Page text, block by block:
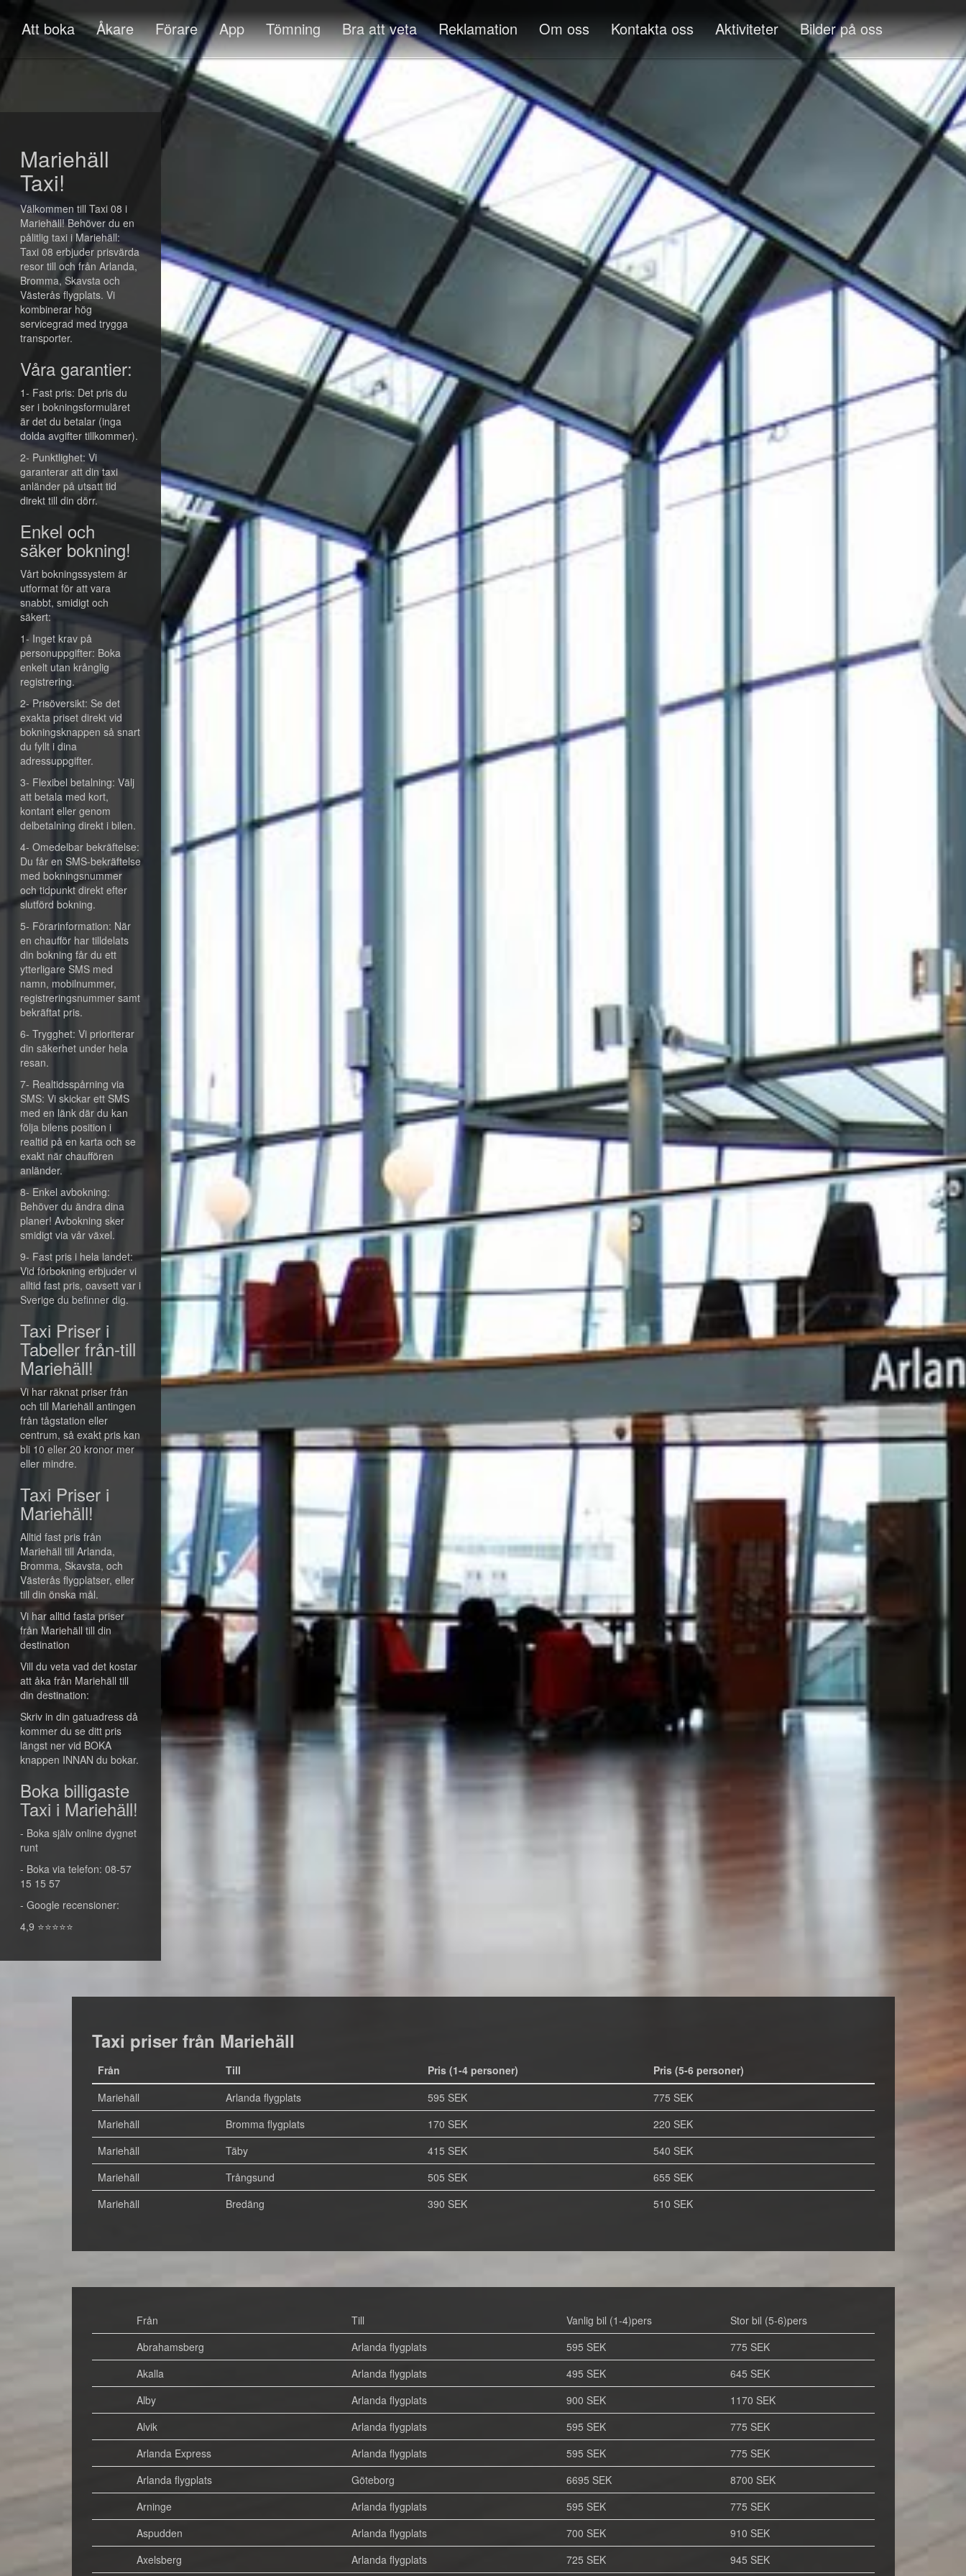
Att boka Åkare Förare App Tömning Bra att veta Reklamation Om oss Kontakta oss Aktiviteter Bilder på oss
Mariehäll
Taxi!
Välkommen till Taxi 08 i
Mariehäll! Behöver du en
pålitlig taxi i Mariehäll:
Taxi 08 erbjuder prisvärda
resor till och från Arlanda,
Bromma, Skavsta och
Västerås flygplats. Vi
kombinerar hög
servicegrad med trygga
transporter.
Våra garantier:
1- Fast pris: Det pris du
ser i bokningsformuläret
är det du betalar (inga
dolda avgifter tillkommer).
2- Punktlighet: Vi
garanterar att din taxi
anländer på utsatt tid
direkt till din dörr.
Enkel och
säker bokning!
Vårt bokningssystem är
utformat för att vara
snabbt, smidigt och
säkert:
1- Inget krav på
personuppgifter: Boka
enkelt utan krånglig
registrering.
2- Prisöversikt: Se det
exakta priset direkt vid
bokningsknappen så snart
du fyllt i dina
adressuppgifter.
3- Flexibel betalning: Välj
att betala med kort,
kontant eller genom
delbetalning direkt i bilen.
4- Omedelbar bekräftelse:
Du får en SMS-bekräftelse
med bokningsnummer
och tidpunkt direkt efter
slutförd bokning.
5- Förarinformation: När
en chaufför har tilldelats
din bokning får du ett
ytterligare SMS med
namn, mobilnummer,
registreringsnummer samt
bekräftat pris.
6- Trygghet: Vi prioriterar
din säkerhet under hela
resan.
7- Realtidsspårning via
SMS: Vi skickar ett SMS
med en länk där du kan
följa bilens position i
realtid på en karta och se
exakt när chauffören
anländer.
8- Enkel avbokning:
Behöver du ändra dina
planer! Avbokning sker
smidigt via vår växel.
9- Fast pris i hela landet:
Vid förbokning erbjuder vi
alltid fast pris, oavsett var i
Sverige du befinner dig.
Taxi Priser i
Tabeller från-till
Mariehäll!
Vi har räknat priser från
och till Mariehäll antingen
från tågstation eller
centrum, så exakt pris kan
bli 10 eller 20 kronor mer
eller mindre.
Taxi Priser i
Mariehäll!
Alltid fast pris från
Mariehäll till Arlanda,
Bromma, Skavsta, och
Västerås flygplatser, eller
till din önska mål.
Vi har alltid fasta priser
från Mariehäll till din
destination
Vill du veta vad det kostar
att åka från Mariehäll till
din destination:
Skriv in din gatuadress då
kommer du se ditt pris
längst ner vid BOKA
knappen INNAN du bokar.
Boka billigaste
Taxi i Mariehäll!
- Boka själv online dygnet
runt
- Boka via telefon: 08-57
15 15 57
- Google recensioner:
4,9 ⭐⭐⭐⭐⭐
Taxi priser från Mariehäll
Från Till Pris (1-4 personer)
Pris (5-6 personer)
Mariehäll
Arlanda flygplats 595 SEK
775 SEK
Mariehäll
Bromma flygplats 170 SEK
220 SEK
Mariehäll
Täby 415 SEK
540 SEK
Mariehäll
Trångsund 505 SEK
655 SEK
Mariehäll
Bredäng 390 SEK 510 SEK
Från Till Vanlig bil (1-4)pers
Stor bil (5-6)pers
Abrahamsberg
Arlanda flygplats 595 SEK
775 SEK
Akalla
Arlanda flygplats 495 SEK
645 SEK
Alby
Arlanda flygplats 900 SEK
1170 SEK
Alvik
Arlanda flygplats 595 SEK
775 SEK
Arlanda Express
Arlanda flygplats 595 SEK
775 SEK
Arlanda flygplats
Göteborg 6695 SEK
8700 SEK
Arninge
Arlanda flygplats 595 SEK
775 SEK
Aspudden
Arlanda flygplats 700 SEK
910 SEK
Axelsberg
Arlanda flygplats 725 SEK 945 SEK